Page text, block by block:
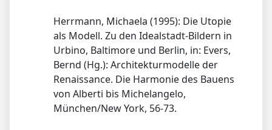
Herrmann, Michaela (1995): Die Utopie
als Modell. Zu den Idealstadt-Bildern in
Urbino, Baltimore und Berlin, in: Evers,
Bernd (Hg.): Architekturmodelle der
Renaissance. Die Harmonie des Bauens
von Alberti bis Michelangelo,
München/New York, 56-73.